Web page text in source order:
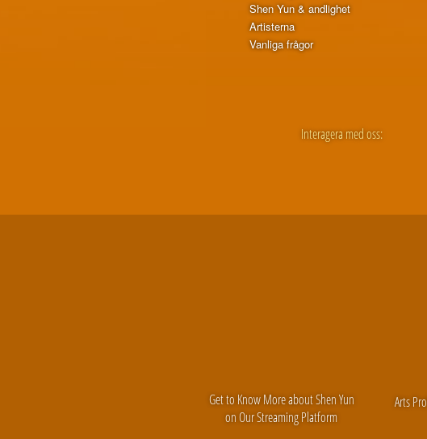
Shen Yun & andlighet
Artisterna
Vanliga frågor
Interagera med oss:
Get to Know More about Shen Yun
on Our Streaming Platform
Arts